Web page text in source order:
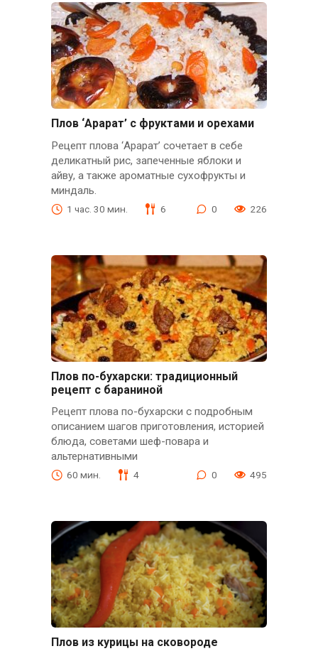
Плов ‘Арарат’ с фруктами и орехами
Рецепт плова ‘Арарат’ сочетает в себе
деликатный рис, запеченные яблоки и
айву, а также ароматные сухофрукты и
миндаль.
1 час. 30 мин. 6 0 226
Плов по-бухарски: традиционный
рецепт с бараниной
Рецепт плова по-бухарски с подробным
описанием шагов приготовления, историей
блюда, советами шеф-повара и
альтернативными
60 мин. 4 0 495
Плов из курицы на сковороде